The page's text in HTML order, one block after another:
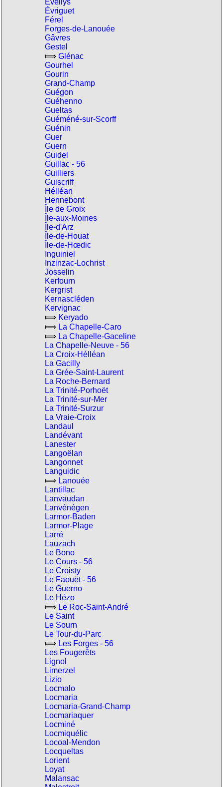
Évriguet
Férel
Forges-de-Lanouée
Gâvres
Gestel
⟾ Glénac
Gourhel
Gourin
Grand-Champ
Guégon
Guéhenno
Gueltas
Guéméné-sur-Scorff
Guénin
Guer
Guern
Guidel
Guillac - 56
Guilliers
Guiscriff
Hélléan
Hennebont
Île de Groix
Île-aux-Moines
Île-d'Arz
Île-de-Houat
Île-de-Hœdic
Inguiniel
Inzinzac-Lochrist
Josselin
Kerfourn
Kergrist
Kernascléden
Kervignac
⟾ Keryado
⟾ La Chapelle-Caro
⟾ La Chapelle-Gaceline
La Chapelle-Neuve - 56
La Croix-Hélléan
La Gacilly
La Grée-Saint-Laurent
La Roche-Bernard
La Trinité-Porhoët
La Trinité-sur-Mer
La Trinité-Surzur
La Vraie-Croix
Landaul
Landévant
Lanester
Langoëlan
Langonnet
Languidic
⟾ Lanouée
Lantillac
Lanvaudan
Lanvénégen
Larmor-Baden
Larmor-Plage
Larré
Lauzach
Le Bono
Le Cours - 56
Le Croisty
Le Faouët - 56
Le Guerno
Le Hézo
⟾ Le Roc-Saint-André
Le Saint
Le Sourn
Le Tour-du-Parc
⟾ Les Forges - 56
Les Fougerêts
Lignol
Limerzel
Lizio
Locmalo
Locmaria
Locmaria-Grand-Champ
Locmariaquer
Locminé
Locmiquélic
Locoal-Mendon
Locqueltas
Lorient
Loyat
Malansac